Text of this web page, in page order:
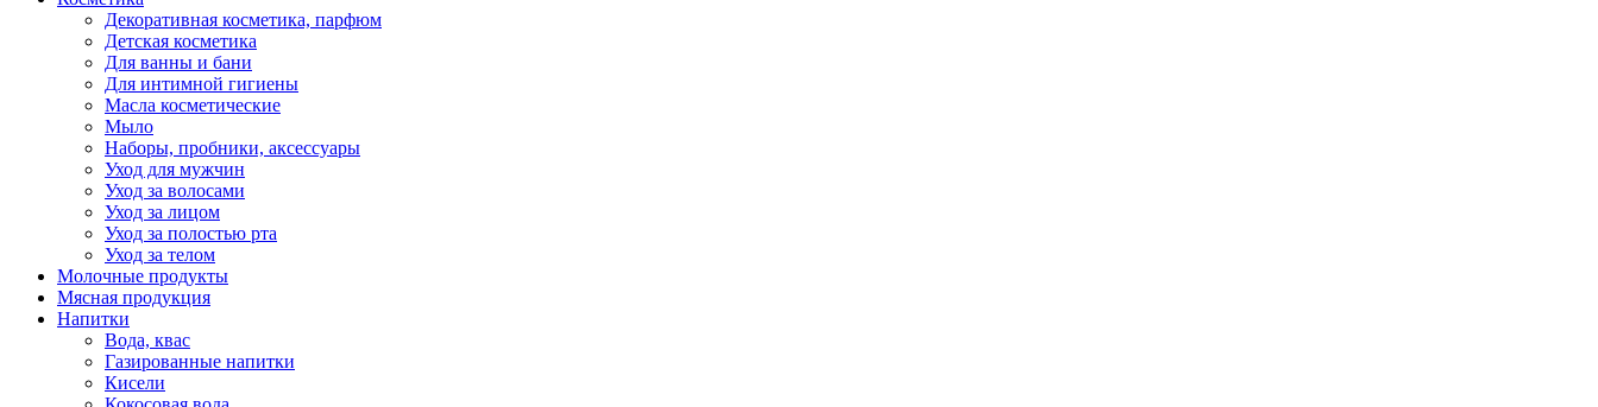
Декоративная косметика, парфюм
Детская косметика
Для ванны и бани
Для интимной гигиены
Масла косметические
Мыло
Наборы, пробники, аксессуары
Уход для мужчин
Уход за волосами
Уход за лицом
Уход за полостью рта
Уход за телом
Молочные продукты
Мясная продукция
Напитки
Вода, квас
Газированные напитки
Кисели